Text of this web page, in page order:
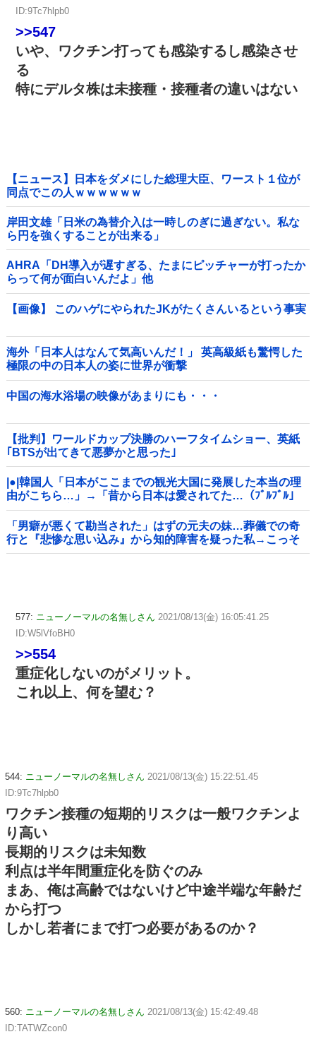
ID:9Tc7hlpb0
>>547
いや、ワクチン打っても感染するし感染させ
る
特にデルタ株は未接種・接種者の違いはない
【ニュース】日本をダメにした総理大臣、ワースト１位が
同点でこの人ｗｗｗｗｗｗ
岸田文雄「日米の為替介入は一時しのぎに過ぎない。私な
ら円を強くすることが出来る」
AHRA「DH導入が遅すぎる、たまにピッチャーが打ったか
らって何が面白いんだよ」他
【画像】 このハゲにやられたJKがたくさんいるという事実
海外「日本人はなんて気高いんだ！」 英高級紙も驚愕した
極限の中の日本人の姿に世界が衝撃
中国の海水浴場の映像があまりにも・・・
【批判】ワールドカップ決勝のハーフタイムショー、英紙
｢BTSが出てきて悪夢かと思った｣
|●|韓国人「日本がここまでの観光大国に発展した本当の理
由がこちら…」→「昔から日本は愛されてた…（ﾌﾞﾙﾌﾞﾙ」
＝韓国の反応
「男癖が悪くて勘当された」はずの元夫の妹…葬儀での奇
行と『悲惨な思い込み』から知的障害を疑った私→こっそ
り病院へ誘導し行政保護させた話
577: ニューノーマルの名無しさん 2021/08/13(金) 16:05:41.25
ID:W5lVfoBH0
>>554
重症化しないのがメリット。
これ以上、何を望む？
544: ニューノーマルの名無しさん 2021/08/13(金) 15:22:51.45
ID:9Tc7hlpb0
ワクチン接種の短期的リスクは一般ワクチンよ
り高い
長期的リスクは未知数
利点は半年間重症化を防ぐのみ
まあ、俺は高齢ではないけど中途半端な年齢だ
から打つ
しかし若者にまで打つ必要があるのか？
560: ニューノーマルの名無しさん 2021/08/13(金) 15:42:49.48
ID:TATWZcon0